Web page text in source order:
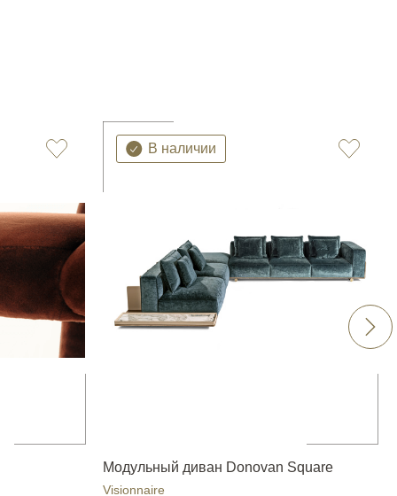
В наличии
Модульный диван Donovan Square
Visionnaire